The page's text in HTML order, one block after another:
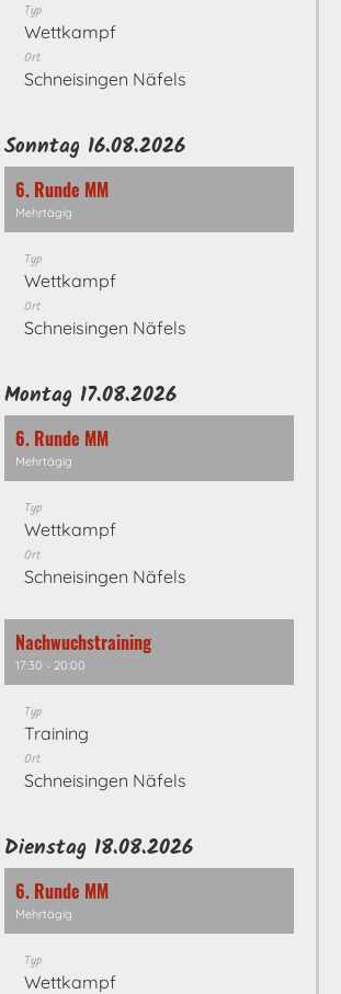
Typ
Wettkampf
Ort
Schneisingen Näfels
Sonntag 16.08.2026
6. Runde MM
Mehrtägig
Typ
Wettkampf
Ort
Schneisingen Näfels
Montag 17.08.2026
6. Runde MM
Mehrtägig
Typ
Wettkampf
Ort
Schneisingen Näfels
Nachwuchstraining
17:30 - 20:00
Typ
Training
Ort
Schneisingen Näfels
Dienstag 18.08.2026
6. Runde MM
Mehrtägig
Typ
Wettkampf